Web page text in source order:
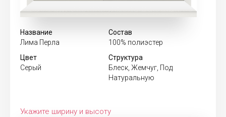
Название
Лима Перла
Состав
100% полиэстер
Цвет
Серый
Структура
Блеск, Жемчуг, Под
Натуральную
Укажите ширину и высоту